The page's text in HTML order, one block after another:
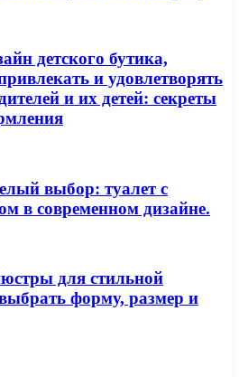
детского бутика,
и удовлетворять
и их детей: секреты
выбор: туалет с
в современном дизайне.
для стильной
форму, размер и